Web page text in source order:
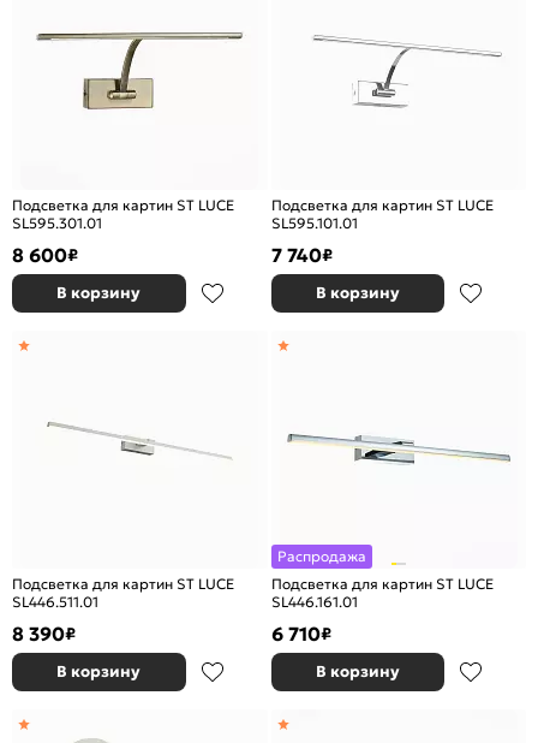
Подсветка для картин ST LUCE
SL595.301.01
8 600₽
В корзину
Подсветка для картин ST LUCE
SL595.101.01
7 740₽
В корзину
Подсветка для картин ST LUCE
SL446.511.01
8 390₽
В корзину
Распродажа
Подсветка для картин ST LUCE
SL446.161.01
6 710₽
В корзину